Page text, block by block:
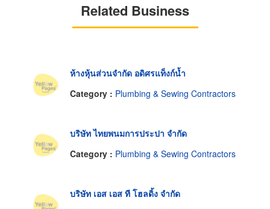
Related Business
ห้างหุ้นส่วนจำกัด อดิศรแท็งก์น้ำ
Category : Plumbing & Sewing Contractors
บริษัท ไทยพนมการประปา จำกัด
Category : Plumbing & Sewing Contractors
บริษัท เอส เอส ที โฮลดิ้ง จำกัด